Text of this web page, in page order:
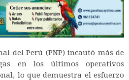
del Perú (PNP) incautó más de
en los últimos operativos
lo que demuestra el esfuerzo